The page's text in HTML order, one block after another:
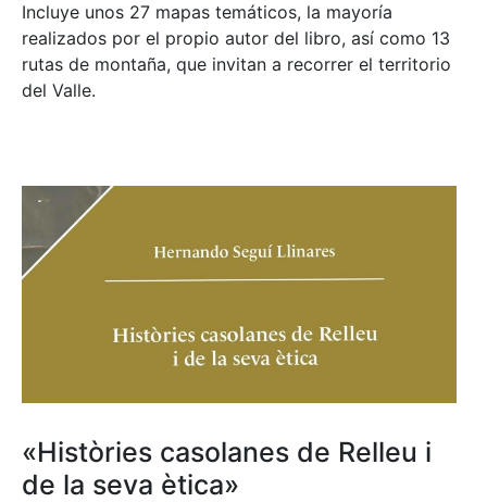
Incluye unos 27 mapas temáticos, la mayoría
realizados por el propio autor del libro, así como 13
rutas de montaña, que invitan a recorrer el territorio
del Valle.
«Històries casolanes de Relleu i
de la seva ètica»